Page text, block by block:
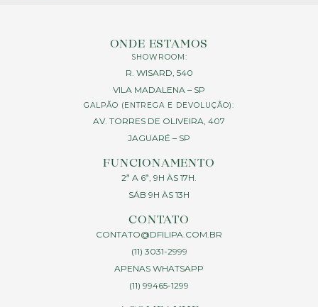
ONDE ESTAMOS
SHOWROOM:
R. WISARD, 540
VILA MADALENA – SP
GALPÃO (ENTREGA E DEVOLUÇÃO):
AV. TORRES DE OLIVEIRA, 407
JAGUARÉ – SP
FUNCIONAMENTO
2ª A 6ª, 9H ÀS 17H.
SÁB 9H ÀS 13H
CONTATO
CONTATO@DFILIPA.COM.BR
(11) 3031-2999
APENAS WHATSAPP
(11) 99465-1299